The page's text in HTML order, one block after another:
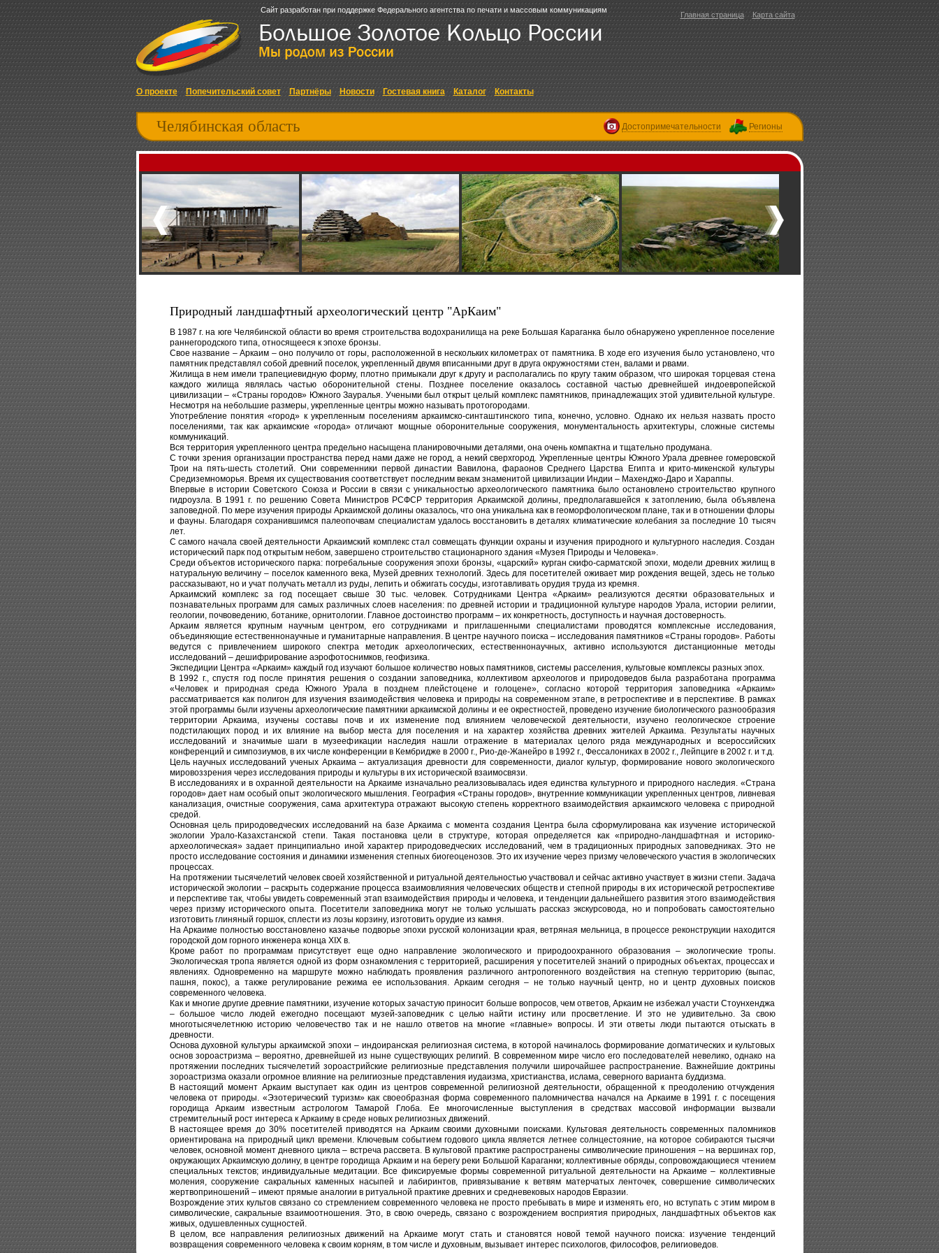
Сайт разработан при поддержке Федерального агентства по печати и массовым коммуникациям
Главная страница Карта сайта
О проекте Попечительский совет Партнёры Новости Гостевая книга Каталог Контакты
Челябинская область Достопримечательности Регионы
Природный ландшафтный археологический центр "АрКаим"
В 1987 г. на юге Челябинской области во время строительства водохранилища на реке Большая Караганка было обнаружено укрепленное поселение
раннегородского типа, относящееся к эпохе бронзы.
Свое название – Аркаим – оно получило от горы, расположенной в нескольких километрах от памятника. В ходе его изучения было установлено, что
памятник представлял собой древний поселок, укрепленный двумя вписанными друг в друга окружностями стен, валами и рвами.
Жилища в нем имели трапециевидную форму, плотно примыкали друг к другу и располагались по кругу таким образом, что широкая торцевая стена
каждого жилища являлась частью оборонительной стены. Позднее поселение оказалось составной частью древнейшей индоевропейской
цивилизации – «Страны городов» Южного Зауралья. Учеными был открыт целый комплекс памятников, принадлежащих этой удивительной культуре.
Несмотря на небольшие размеры, укрепленные центры можно называть протогородами.
Употребление понятия «город» к укрепленным поселениям аркаимско-синташтинского типа, конечно, условно. Однако их нельзя назвать просто
поселениями, так как аркаимские «города» отличают мощные оборонительные сооружения, монументальность архитектуры, сложные системы
коммуникаций.
Вся территория укрепленного центра предельно насыщена планировочными деталями, она очень компактна и тщательно продумана.
С точки зрения организации пространства перед нами даже не город, а некий сверхгород. Укрепленные центры Южного Урала древнее гомеровской
Трои на пять-шесть столетий. Они современники первой династии Вавилона, фараонов Среднего Царства Египта и крито-микенской культуры
Средиземноморья. Время их существования соответствует последним векам знаменитой цивилизации Индии – Махенджо-Даро и Хараппы.
Впервые в истории Советского Союза и России в связи с уникальностью археологического памятника было остановлено строительство крупного
гидроузла. В 1991 г. по решению Совета Министров РСФСР территория Аркаимской долины, предполагавшейся к затоплению, была объявлена
заповедной. По мере изучения природы Аркаимской долины оказалось, что она уникальна как в геоморфологическом плане, так и в отношении флоры
и фауны. Благодаря сохранившимся палеопочвам специалистам удалось восстановить в деталях климатические колебания за последние 10 тысяч
лет.
С самого начала своей деятельности Аркаимский комплекс стал совмещать функции охраны и изучения природного и культурного наследия. Создан
исторический парк под открытым небом, завершено строительство стационарного здания «Музея Природы и Человека».
Среди объектов исторического парка: погребальные сооружения эпохи бронзы, «царский» курган скифо-сарматской эпохи, модели древних жилищ в
натуральную величину – поселок каменного века, Музей древних технологий. Здесь для посетителей оживает мир рождения вещей, здесь не только
рассказывают, но и учат получать металл из руды, лепить и обжигать сосуды, изготавливать орудия труда из кремня.
Аркаимский комплекс за год посещает свыше 30 тыс. человек. Сотрудниками Центра «Аркаим» реализуются десятки образовательных и
познавательных программ для самых различных слоев населения: по древней истории и традиционной культуре народов Урала, истории религии,
геологии, почвоведению, ботанике, орнитологии. Главное достоинство программ – их конкретность, доступность и научная достоверность.
Аркаим является крупным научным центром, его сотрудниками и приглашенными специалистами проводятся комплексные исследования,
объединяющие естественнонаучные и гуманитарные направления. В центре научного поиска – исследования памятников «Страны городов». Работы
ведутся с привлечением широкого спектра методик археологических, естественнонаучных, активно используются дистанционные методы
исследований – дешифрирование аэрофотоснимков, геофизика.
Экспедиции Центра «Аркаим» каждый год изучают большое количество новых памятников, системы расселения, культовые комплексы разных эпох.
В 1992 г., спустя год после принятия решения о создании заповедника, коллективом археологов и природоведов была разработана программа
«Человек и природная среда Южного Урала в позднем плейстоцене и голоцене», согласно которой территория заповедника «Аркаим»
рассматривается как полигон для изучения взаимодействия человека и природы на современном этапе, в ретроспективе и в перспективе. В рамках
этой программы были изучены археологические памятники аркаимской долины и ее окрестностей, проведено изучение биологического разнообразия
территории Аркаима, изучены составы почв и их изменение под влиянием человеческой деятельности, изучено геологическое строение
подстилающих пород и их влияние на выбор места для поселения и на характер хозяйства древних жителей Аркаима. Результаты научных
исследований и значимые шаги в музеефикации наследия нашли отражение в материалах целого ряда международных и всероссийских
конференций и симпозиумов, в их числе конференции в Кембридже в 2000 г., Рио-де-Жанейро в 1992 г., Фессалониках в 2002 г., Лейпциге в 2002 г. и т.д.
Цель научных исследований ученых Аркаима – актуализация древности для современности, диалог культур, формирование нового экологического
мировоззрения через исследования природы и культуры в их исторической взаимосвязи.
В исследованиях и в охранной деятельности на Аркаиме изначально реализовывалась идея единства культурного и природного наследия. «Страна
городов» дает нам особый опыт экологического мышления. География «Страны городов», внутренние коммуникации укрепленных центров, ливневая
канализация, очистные сооружения, сама архитектура отражают высокую степень корректного взаимодействия аркаимского человека с природной
средой.
Основная цель природоведческих исследований на базе Аркаима с момента создания Центра была сформулирована как изучение исторической
экологии Урало-Казахстанской степи. Такая постановка цели в структуре, которая определяется как «природно-ландшафтная и историко-
археологическая» задает принципиально иной характер природоведческих исследований, чем в традиционных природных заповедниках. Это не
просто исследование состояния и динамики изменения степных биогеоценозов. Это их изучение через призму человеческого участия в экологических
процессах.
На протяжении тысячелетий человек своей хозяйственной и ритуальной деятельностью участвовал и сейчас активно участвует в жизни степи. Задача
исторической экологии – раскрыть содержание процесса взаимовлияния человеческих обществ и степной природы в их исторической ретроспективе
и перспективе так, чтобы увидеть современный этап взаимодействия природы и человека, и тенденции дальнейшего развития этого взаимодействия
через призму исторического опыта. Посетители заповедника могут не только услышать рассказ экскурсовода, но и попробовать самостоятельно
изготовить глиняный горшок, сплести из лозы корзину, изготовить орудие из камня.
На Аркаиме полностью восстановлено казачье подворье эпохи русской колонизации края, ветряная мельница, в процессе реконструкции находится
городской дом горного инженера конца XIX в.
Кроме работ по программам присутствует еще одно направление экологического и природоохранного образования – экологические тропы.
Экологическая тропа является одной из форм ознакомления с территорией, расширения у посетителей знаний о природных объектах, процессах и
явлениях. Одновременно на маршруте можно наблюдать проявления различного антропогенного воздействия на степную территорию (выпас,
пашня, покос), а также регулирование режима ее использования. Аркаим сегодня – не только научный центр, но и центр духовных поисков
современного человека.
Как и многие другие древние памятники, изучение которых зачастую приносит больше вопросов, чем ответов, Аркаим не избежал участи Стоунхенджа
– большое число людей ежегодно посещают музей-заповедник с целью найти истину или просветление. И это не удивительно. За свою
многотысячелетнюю историю человечество так и не нашло ответов на многие «главные» вопросы. И эти ответы люди пытаются отыскать в
древности.
Основа духовной культуры аркаимской эпохи – индоиранская религиозная система, в которой начиналось формирование догматических и культовых
основ зороастризма – вероятно, древнейшей из ныне существующих религий. В современном мире число его последователей невелико, однако на
протяжении последних тысячелетий зороастрийские религиозные представления получили широчайшее распространение. Важнейшие доктрины
зороастризма оказали огромное влияние на религиозные представления иудаизма, христианства, ислама, северного варианта буддизма.
В настоящий момент Аркаим выступает как один из центров современной религиозной деятельности, обращенной к преодолению отчуждения
человека от природы. «Эзотерический туризм» как своеобразная форма современного паломничества начался на Аркаиме в 1991 г. с посещения
городища Аркаим известным астрологом Тамарой Глоба. Ее многочисленные выступления в средствах массовой информации вызвали
стремительный рост интереса к Аркаиму в среде новых религиозных движений.
В настоящее время до 30% посетителей приводятся на Аркаим своими духовными поисками. Культовая деятельность современных паломников
ориентирована на природный цикл времени. Ключевым событием годового цикла является летнее солнцестояние, на которое собираются тысячи
человек, основной момент дневного цикла – встреча рассвета. В культовой практике распространены символические приношения – на вершинах гор,
окружающих Аркаимскую долину, в центре городища Аркаим и на берегу реки Большой Караганки; коллективные обряды, сопровождающиеся чтением
специальных текстов; индивидуальные медитации. Все фиксируемые формы современной ритуальной деятельности на Аркаиме – коллективные
моления, сооружение сакральных каменных насыпей и лабиринтов, привязывание к ветвям матерчатых ленточек, совершение символических
жертвоприношений – имеют прямые аналогии в ритуальной практике древних и средневековых народов Евразии.
Возрождение этих культов связано со стремлением современного человека не просто пребывать в мире и изменять его, но вступать с этим миром в
символические, сакральные взаимоотношения. Это, в свою очередь, связано с возрождением восприятия природных, ландшафтных объектов как
живых, одушевленных сущностей.
В целом, все направления религиозных движений на Аркаиме могут стать и становятся новой темой научного поиска: изучение тенденций
возвращения современного человека к своим корням, в том числе и духовным, вызывает интерес психологов, философов, религиоведов.